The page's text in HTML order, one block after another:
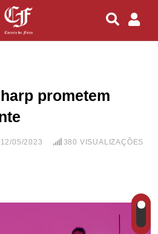
prometem
12/05/2023 380 VISUALIZAÇÕES